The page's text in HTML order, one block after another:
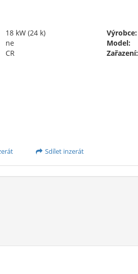
18 kW (24 k)
ne
CR
Výrobce:
Model:
Zařazení:
Sdílet inzerát